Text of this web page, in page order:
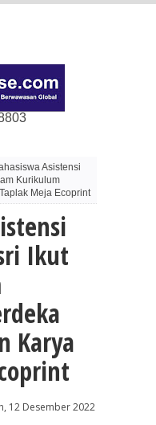
Asistensi
Kurikulum
Meja Ecoprint
Ikut
Karya
12 Desember 2022